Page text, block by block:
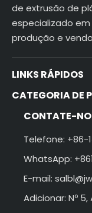
de extrusão de
especializado
produção e
LINKS RÁPIDOS
CATEGORIA DE
CONTATE-
Telefone: +86-
WhatsApp:
E-mail:
Adicionar: Nº